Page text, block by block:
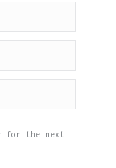
for the next